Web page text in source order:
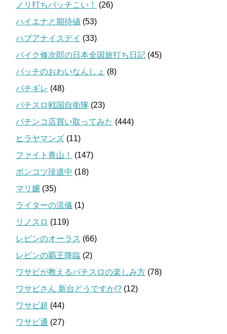
ノリ打ちバッチこい！
(26)
ハイエナと期待値 (53)
ハブアナイスデイ (33)
バイク修次郎の日本全国旅打ち日記 (45)
バッチのおわいなんしょ (8)
パチギレ (48)
パチスロ戦国自衛隊 (23)
パチンコ店買い取ってみた (444)
ヒラヤマンズ (11)
ファイト青山！
(147)
ポンコツ珍道中 (18)
マリ嬢 (35)
ライターの流儀 (1)
リノスロ (119)
レビンのオーラス (66)
レビンの覇王降臨 (2)
ワサビが教えるパチスロの楽しみ方 (78)
ワサビさん 新台どうですか!? (12)
ワサビ超 (44)
ワサビ通 (27)